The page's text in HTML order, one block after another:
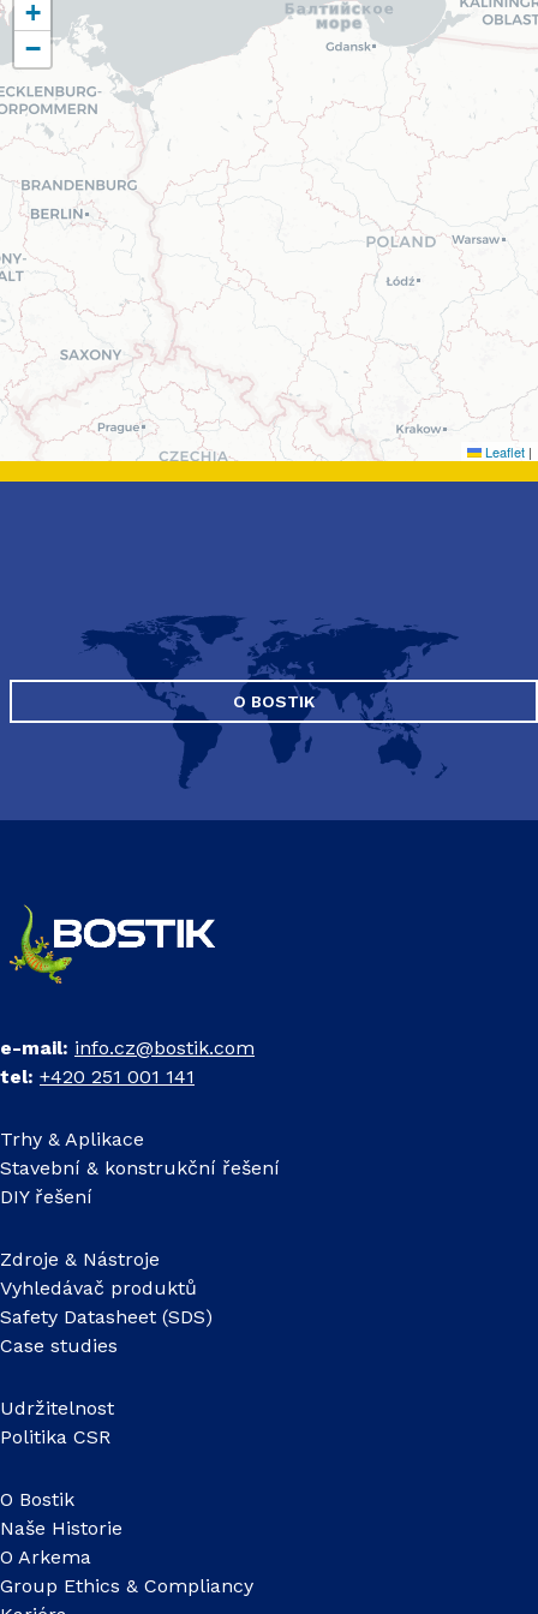
+
−
Leaflet |
O BOSTIK
e-mail: info.cz@bostik.com
tel: +420 251 001 141
Trhy & Aplikace
Stavební & konstrukční řešení
DIY řešení
Zdroje & Nástroje
Vyhledávač produktů
Safety Datasheet (SDS)
Case studies
Udržitelnost
Politika CSR
O Bostik
Naše Historie
O Arkema
Group Ethics & Compliancy